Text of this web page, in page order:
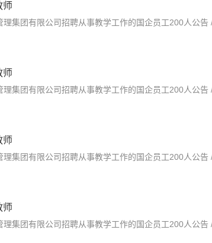
师
师
师
师